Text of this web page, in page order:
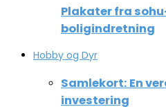
Plakater fra
boligindretning
Hobby og Dyr
Samlekort: En
investering